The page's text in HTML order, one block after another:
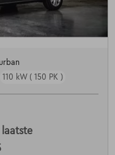
110 kW ( 150 PK )